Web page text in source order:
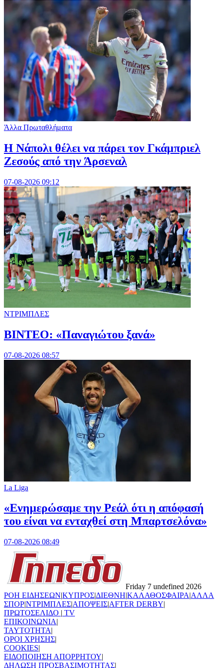
Άλλα Πρωταθλήματα
Η Νάπολι θέλει να πάρει τον Γκάμπριελ
Ζεσούς από την Άρσεναλ
07-08-2026 09:12
ΝΤΡΙΜΠΛΕΣ
ΒΙΝΤΕΟ: «Παναγιώτου ξανά»
07-08-2026 08:57
La Liga
«Ενημερώσαμε την Ρεάλ ότι η απόφασή
του είναι να ενταχθεί στη Μπαρτσελόνα»
07-08-2026 08:49
Friday 7 undefined 2026
ΡΟΗ ΕΙΔΗΣΕΩΝ|ΚΥΠΡΟΣ|ΔΙΕΘΝΗ|ΚΑΛΑΘΟΣΦΑΙΡΑ|ΑΛΛΑ
ΣΠΟΡ|ΝΤΡΙΜΠΛΕΣ|ΑΠΟΨΕΙΣ|AFTER DERBY|
ΠΡΩΤΟΣΕΛΙΔΟ | TV
ΕΠΙΚΟΙΝΩΝΙΑ|
TAYTOTHTA|
ΟΡΟΙ ΧΡΗΣΗΣ|
COOKIES|
ΕΙΔΟΠΟΙΗΣΗ ΑΠΟΡΡΗΤΟΥ|
ΔΗΛΩΣΗ ΠΡΟΣΒΑΣΙΜΟΤΗΤΑΣ|